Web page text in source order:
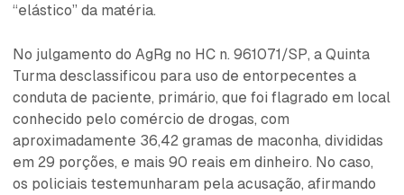
“elástico” da matéria.
No julgamento do AgRg no HC n. 961071/SP, a Quinta
Turma desclassificou para uso de entorpecentes a
conduta de paciente, primário, que foi flagrado em local
conhecido pelo comércio de drogas, com
aproximadamente 36,42 gramas de maconha, divididas
em 29 porções, e mais 90 reais em dinheiro. No caso,
os policiais testemunharam pela acusação, afirmando